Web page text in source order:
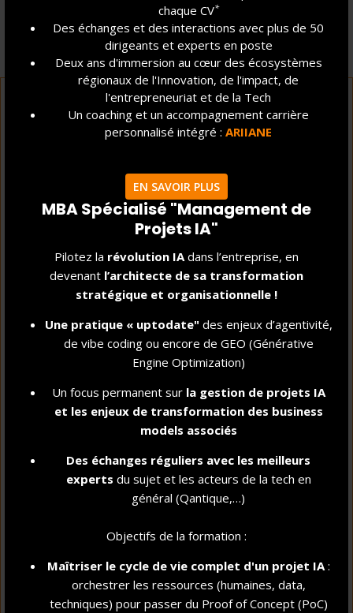
chaque CV*
Des échanges et des interactions avec plus de 50
dirigeants et experts en poste
Deux ans d'immersion au cœur des écosystèmes
régionaux de l'Innovation, de l'impact, de
l'entrepreneuriat et de la Tech
Un coaching et un accompagnement carrière
personnalisé intégré : ARIIANE
EN SAVOIR PLUS
MBA Spécialisé "Management de
Projets IA"
Pilotez la révolution IAdans l’entreprise, en
devenant l’architecte de sa transformation
stratégique et organisationnelle !
Une pratique « uptodate" des enjeux d’agentivité,
de vibe coding ou encore de GEO (Générative
Engine Optimization)
Un focus permanent sur la gestion de projets IA
et les enjeux de transformation des business
models associés
Des échanges réguliers avec les meilleurs
experts du sujet et les acteurs de la tech en
général (Qantique,…)
Objectifs de la formation :
Maîtriser le cycle de vie complet d'un projet IA:
orchestrer les ressources (humaines, data,
techniques) pour passer du Proof of Concept (PoC)
ET APRÈS LE MSc ?
40 900 € BRUT
2,5 MOIS
TEMPS MOYEN D'EMBAUCHE À LA SORTIE
28 %
TAUX DE CRÉATEURS D'ENTREPRISES
92 %
DES DIPLÔMÉS ESTIMENT AVOIR ATTEINT
LEURS OBJECTIFS DE PREMIER EMPLOI**
SATISFACTION DES ÉTUDIANTS
(ACCOMPAGNEMENT PERSONNEL ET COURS)
97 %
SUR UN TAUX DE PRÉSENTATION DE 100%
À L'EXAMEN**